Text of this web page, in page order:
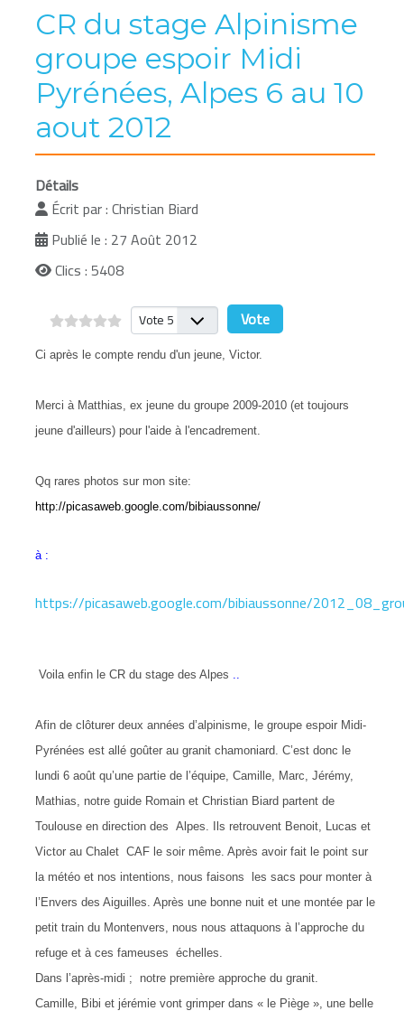
CR du stage Alpinisme
groupe espoir Midi
Pyrénées, Alpes 6 au 10
aout 2012
Détails
Écrit par :Christian Biard
Publié le : 27 Août 2012
Clics : 5408
Veuillez voter
Ci après le compte rendu d'un jeune, Victor.
Merci à Matthias, ex jeune du groupe 2009-2010 (et toujours
jeune d'ailleurs) pour l'aide à l'encadrement.
Qq rares photos sur mon site:
http://picasaweb.google.com/bibiaussonne/
à :
https://picasaweb.google.com/bibiaussonne/
Voila enfin le CR du stage des Alpes
Afin de clôturer deux années d’alpinisme, le groupe espoir Midi-
Pyrénées est allé goûter au granit chamoniard. C’est donc le
lundi 6 août qu’une partie de l’équipe, Camille, Marc, Jérémy,
Mathias, notre guide Romain et Christian Biard partent de
Toulouse en direction des Alpes. Ils retrouvent Benoit, Lucas et
Victor au Chalet CAF le soir même. Après avoir fait le point sur
la météo et nos intentions, nous faisons les sacs pour monter à
l’Envers des Aiguilles. Après une bonne nuit et une montée par le
petit train du Montenvers, nous nous attaquons à l’approche du
refuge et à ces fameuses échelles.
Dans l’après-midi ; notre première approche du granit.
Camille, Bibi et jérémie vont grimper dans « le Piège », une belle